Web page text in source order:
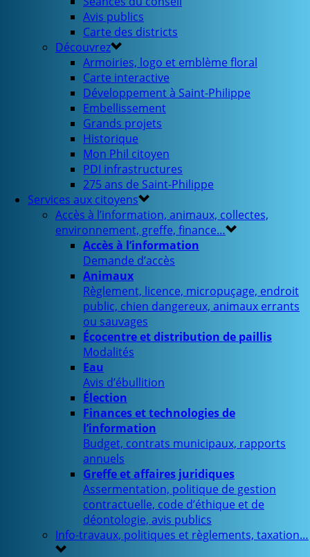
Avis publics
Carte des districts
Découvrez
Armoiries, logo et emblème floral
Carte interactive
Développement à Saint-Philippe
Embellissement
Grands projets
Historique
Mon Phil citoyen
PDI infrastructures
275 ans de Saint-Philippe
Services aux citoyens
Accès à l’information, animaux, collectes,
environnement, greffe, finance…
Accès à l’information
Demande d’accès
Animaux
Règlement, licence, micropuçage, endroit
public, chien dangereux, animaux errants
ou sauvages
Écocentre et distribution de paillis
Modalités
Eau
Avis d’ébullition
Élection
Finances et technologies de
l’information
Budget, contrats municipaux, rapports
annuels
Greffe et affaires juridiques
Assermentation, politique de gestion
contractuelle, code d’éthique et de
déontologie, avis publics
Info-travaux, politiques et règlements, taxation…